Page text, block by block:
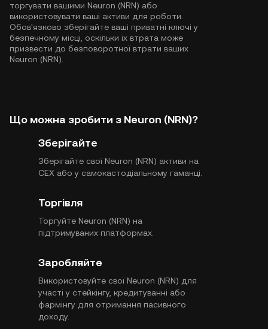
торгувати вашими Neuron (NRN) або
використовувати ваші активи для роботи.
Обов'язково зберігайте ваші приватні ключі у
безпечному місці, оскільки їх втрата може
призвести до безповоротної втрати ваших
Neuron (NRN).
Що можна зробити з Neuron (NRN)?
Зберігайте
Зберігайте свої Neuron (NRN) активи на
CEX або у самокастодіальному гаманці.
Торгівля
Торгуйте Neuron (NRN) на
підтримуваних платформах.
Заробляйте
Використовуйте свої Neuron (NRN) для
участі у стейкінгу, кредитуванні або
фармінгу для отримання пасивного
доходу.